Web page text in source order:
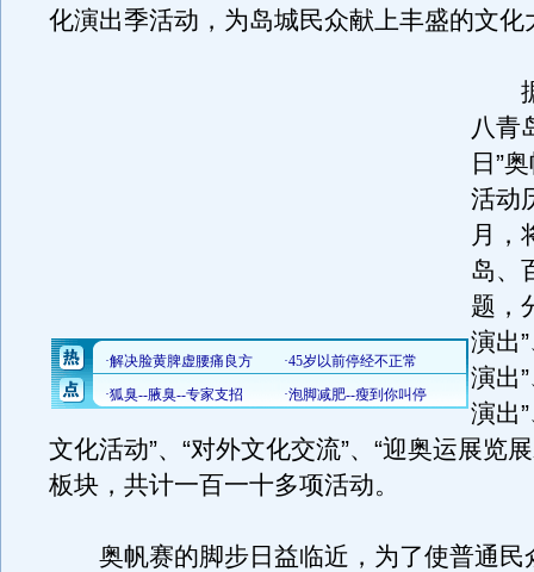
化演出季活动，为岛城民众献上丰盛的文化
据
八青
日”
活动
月，
岛、
题，
演出
演出
演出
文化活动”、“对外文化交流”、“迎奥运展览
板块，共计一百一十多项活动。
奥帆赛的脚步日益临近，为了使普通民